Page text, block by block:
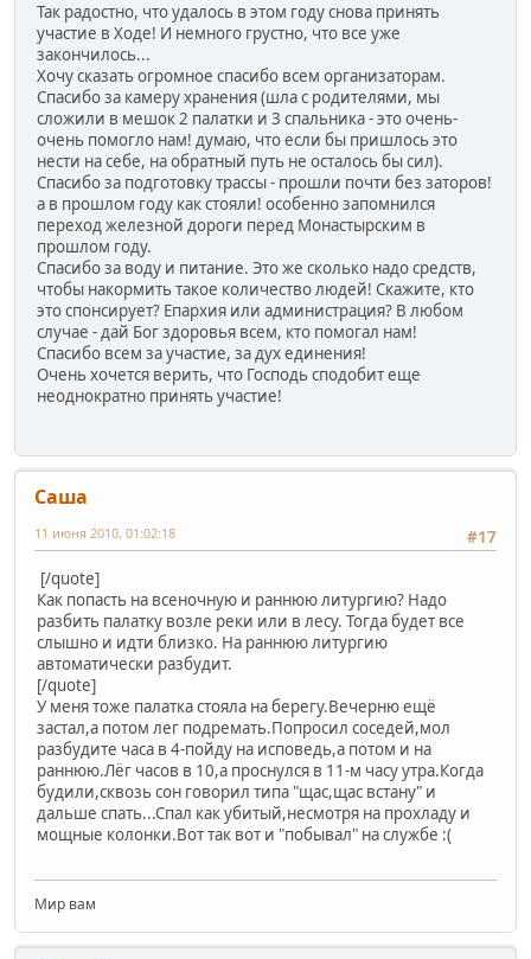
Так радостно, что удалось в этом году снова принять
участие в Ходе! И немного грустно, что все уже
закончилось...
Хочу сказать огромное спасибо всем организаторам.
Спасибо за камеру хранения (шла с родителями, мы
сложили в мешок 2 палатки и 3 спальника - это очень-
очень помогло нам! думаю, что если бы пришлось это
нести на себе, на обратный путь не осталось бы сил).
Спасибо за подготовку трассы - прошли почти без заторов!
а в прошлом году как стояли! особенно запомнился
переход железной дороги перед Монастырским в
прошлом году.
Спасибо за воду и питание. Это же сколько надо средств,
чтобы накормить такое количество людей! Скажите, кто
это спонсирует? Епархия или администрация? В любом
случае - дай Бог здоровья всем, кто помогал нам!
Спасибо всем за участие, за дух единения!
Очень хочется верить, что Господь сподобит еще
неоднократно принять участие!
Саша
#17
11 июня 2010, 01:02:18
[/quote]
Как попасть на всеночную и раннюю литургию? Надо
разбить палатку возле реки или в лесу. Тогда будет все
слышно и идти близко. На раннюю литургию
автоматически разбудит.
[/quote]
У меня тоже палатка стояла на берегу.Вечерню ещё
застал,а потом лег подремать.Попросил соседей,мол
разбудите часа в 4-пойду на исповедь,а потом и на
раннюю.Лёг часов в 10,а проснулся в 11-м часу утра.Когда
будили,сквозь сон говорил типа "щас,щас встану" и
дальше спать...Спал как убитый,несмотря на прохладу и
мощные колонки.Вот так вот и "побывал" на службе :(
Мир вам